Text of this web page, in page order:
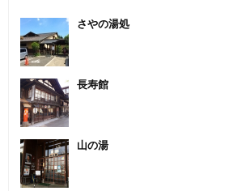
さやの湯処
長寿館
山の湯